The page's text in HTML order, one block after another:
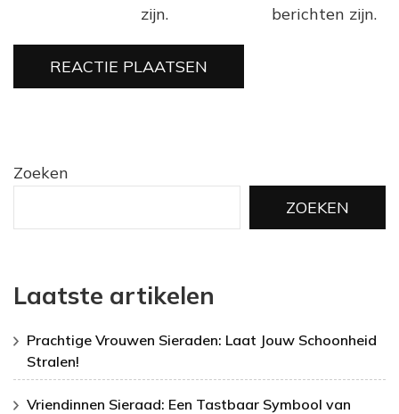
zijn.
berichten zijn.
Zoeken
ZOEKEN
Laatste artikelen
Prachtige Vrouwen Sieraden: Laat Jouw Schoonheid
Stralen!
Vriendinnen Sieraad: Een Tastbaar Symbool van